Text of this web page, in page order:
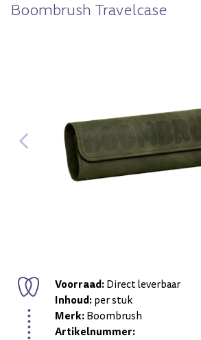
Boombrush Travelcase
Voorraad:Direct leverbaar
Inhoud:per stuk
Merk:Boombrush
Artikelnummer: